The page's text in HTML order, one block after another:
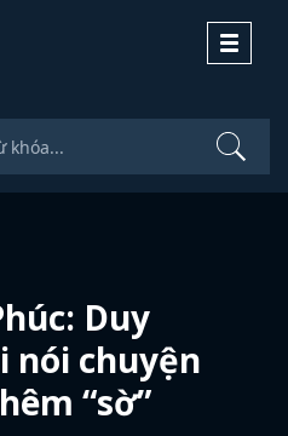
Toggle
Duy
nói chuyện
“sờ”